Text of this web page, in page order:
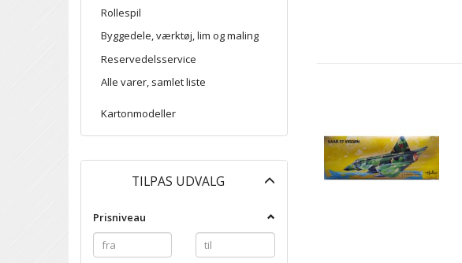
Rollespil
Byggedele, værktøj, lim og maling
Reservedelsservice
Alle varer, samlet liste
Kartonmodeller
TILPAS UDVALG
Prisniveau